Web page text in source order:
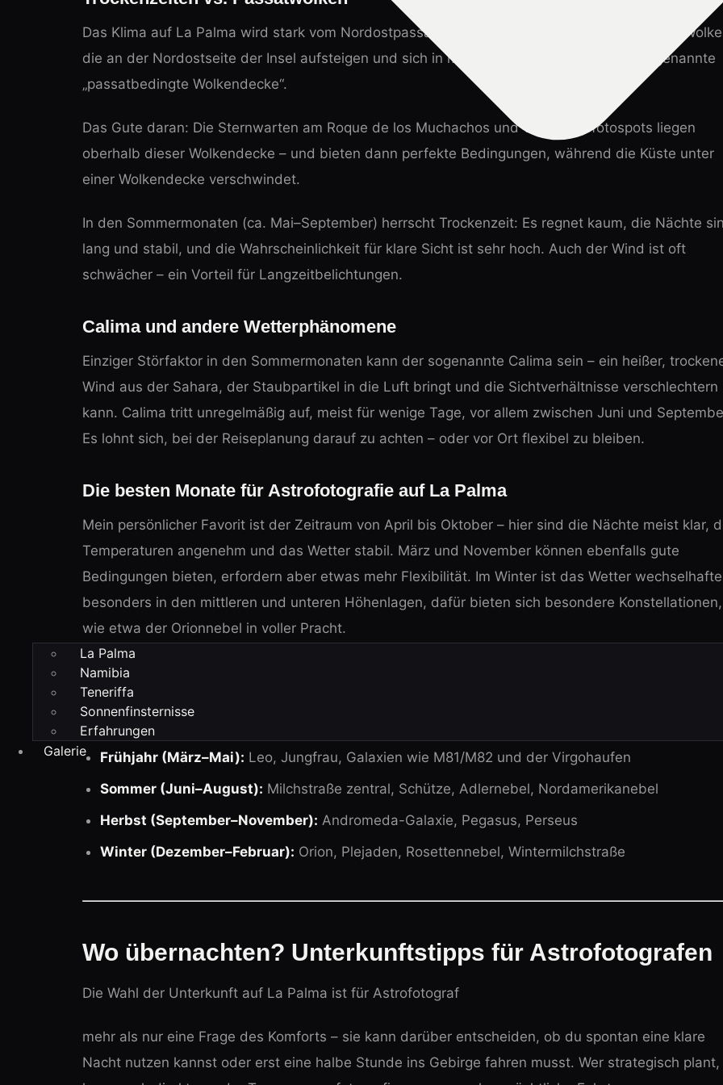
La Palma
Namibia
Teneriffa
Sonnenfinsternisse
Erfahrungen
Galerie
Das Klima auf La Palma wird stark vom Nordostpassat beeinflusst. Dieser bringt regelmäßig
die an der Nordostseite der Insel aufsteigen und sich in mittleren Höhen stauen – die sogenannte
„passatbedingte Wolkendecke“.
Das Gute daran: Die Sternwarten am Roque de los Muchachos und viele Astrofotospots liegen
oberhalb dieser Wolkendecke – und bieten dann perfekte Bedingungen, während die Küste unter
einer Wolkendecke verschwindet.
In den Sommermonaten (ca. Mai–September) herrscht Trockenzeit: Es regnet kaum, die Nächte
lang und stabil, und die Wahrscheinlichkeit für klare Sicht ist sehr hoch. Auch der Wind ist oft
schwächer – ein Vorteil für Langzeitbelichtungen.
Calima und andere Wetterphänomene
Einziger Störfaktor in den Sommermonaten kann der sogenannte Calima sein – ein heißer,
Wind aus der Sahara, der Staubpartikel in die Luft bringt und die Sichtverhältnisse verschlechtern
kann. Calima tritt unregelmäßig auf, meist für wenige Tage, vor allem zwischen Juni und
Es lohnt sich, bei der Reiseplanung darauf zu achten – oder vor Ort flexibel zu bleiben.
Die besten Monate für Astrofotografie auf La Palma
Mein persönlicher Favorit ist der Zeitraum von April bis Oktober – hier sind die Nächte meist klar,
Temperaturen angenehm und das Wetter stabil. März und November können ebenfalls gute
Bedingungen bieten, erfordern aber etwas mehr Flexibilität. Im Winter ist das Wetter
besonders in den mittleren und unteren Höhenlagen, dafür bieten sich besondere Konstellationen,
wie etwa der Orionnebel in voller Pracht.
Was ist wann am Himmel zu sehen?
Die Sternbilder und
Frühjahr (März–Mai): Leo, Jungfrau, Galaxien wie M81/M82 und der Virgohaufen
Sommer (Juni–August): Milchstraße zentral, Schütze, Adlernebel, Nordamerikanebel
Herbst (September–November): Andromeda-Galaxie, Pegasus, Perseus
Winter (Dezember–Februar): Orion, Plejaden, Rosettennebel, Wintermilchstraße
Wo übernachten? Unterkunftstipps für Astrofotografen
Die Wahl der Unterkunft auf La Palma ist für Astrofotograf
mehr als nur eine Frage des Komforts – sie kann darüber entscheiden, ob du spontan eine klare
Nacht nutzen kannst oder erst eine halbe Stunde ins Gebirge fahren musst. Wer strategisch plant,